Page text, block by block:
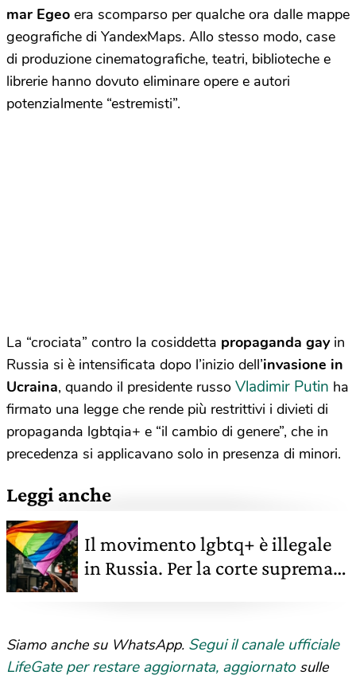
mar Egeo era scomparso per qualche ora dalle mappe
geografiche di YandexMaps. Allo stesso modo, case
di produzione cinematografiche, teatri, biblioteche e
librerie hanno dovuto eliminare opere e autori
potenzialmente “estremisti”.
La “crociata” contro la cosiddetta propaganda gayin
Russia si è intensificata dopo l’inizio dell’invasione in
Ucraina, quando il presidente russo Vladimir Putin ha
firmato una legge che rende più restrittivi i divieti di
propaganda lgbtqia+ e “il cambio di genere”, che in
precedenza si applicavano solo in presenza di minori.
Leggi anche
Il movimento lgbtq+ è illegale
in Russia. Per la corte suprema
Siamo anche su WhatsApp. Segui il canale ufficiale
LifeGate per restare aggiornata, aggiornato sulle